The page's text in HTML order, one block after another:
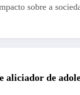
sobre a
aliciador de